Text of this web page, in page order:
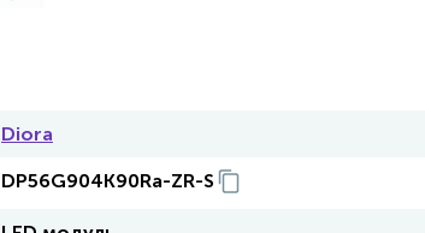
Diora
DP56G904K90Ra-ZR-S